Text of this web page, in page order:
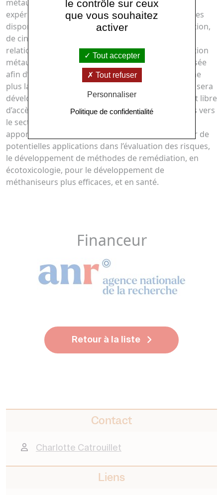
métaux-SH sera développé à partir de données
expérimentales en fournissant une base de données
disponible pour tous des constantes de complexation,
de cinétique redox et de précipitation (WP3). Une
relation linéaire entre les constantes de complexation
métaux-cystéine et métaux-COM/FOM sera proposée
afin d’estimer les constantes de complexation d’une
plus large gamme de métaux. Ce nouveau modèle sera
développé dans un code de spéciation populaire et libre
d’accès pour une large dissémination des résultats vers
le secteur public et privé. Les résultats de Me-Thiol
apporteront des connaissances et un modèle pour de
potentielles applications dans l’évaluation des risques,
le développement de méthodes de remédiation, en
écotoxicologie, pour le développement de
méthaniseurs plus efficaces, et en santé.
Financeur
Retour à la liste
Contact
Charlotte Catrouillet
Liens
le contrôle sur ceux
que vous souhaitez
activer
Tout accepter
Tout refuser
Personnaliser
Politique de confidentialité